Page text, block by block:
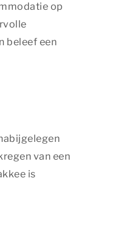
op
beleef een
van een
is